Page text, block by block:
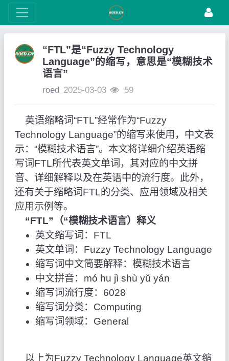
“FTL”是“Fuzzy Technology
Language”的缩写，意思是“模糊技术
语言”
roed 2025-03-03 59
英语缩略词“FTL”经常作为“Fuzzy
Technology Language”的缩写来使用，中文表
示：“模糊技术语言”。本文将详细介绍英语缩
写词FTL所代表英文单词，其对应的中文拼
音、详细解释以及在英语中的流行度。此外，
还有关于缩略词FTL的分类、应用领域及相关
应用示例等。
“FTL”（“模糊技术语言）释义
英文缩写词：FTL
英文单词：Fuzzy Technology Language
缩写词中文简要解释：模糊技术语言
中文拼音：mó hu jì shù yǔ yán
缩写词流行度：6028
缩写词分类：Computing
缩写词领域：General
以上为Fuzzy Technology Language英文缩